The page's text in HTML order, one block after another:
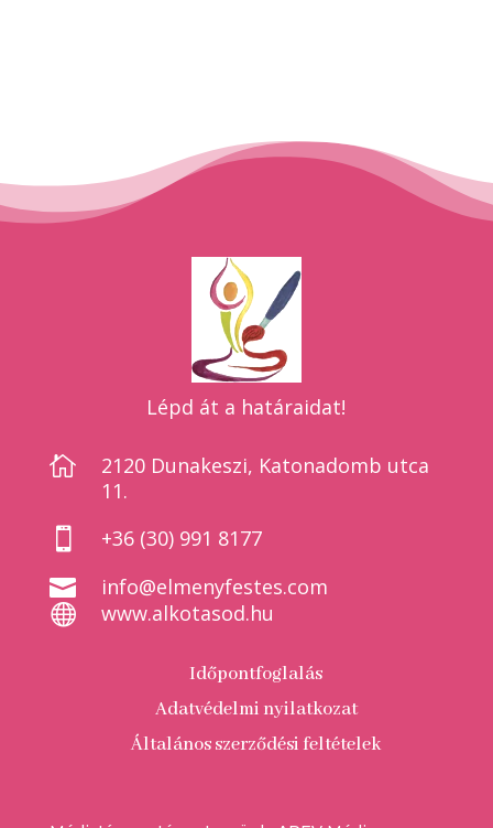
Lépd át a határaidat!

2120 Dunakeszi, Katonadomb utca
11.
 +36 (30) 991 8177
 info@elmenyfestes.com
 www.alkotasod.hu
Időpontfoglalás
Adatvédelmi nyilatkozat
Általános szerződési feltételek